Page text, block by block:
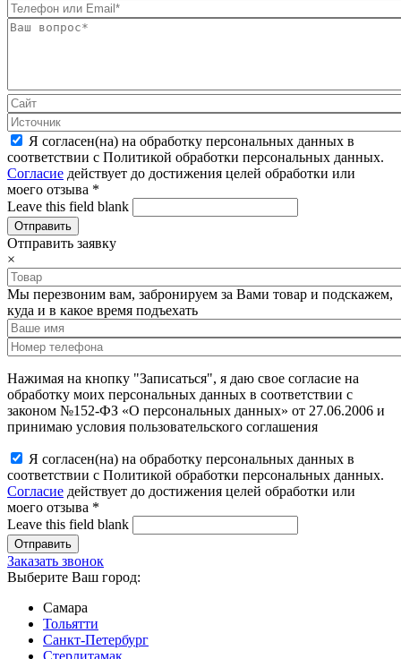
Я согласен(на) на обработку персональных данных в
соответствии с Политикой обработки персональных данных.
Согласие действует до достижения целей обработки или
моего отзыва *
Leave this field blank
Отправить заявку
×
Мы перезвоним вам, забронируем за Вами товар и подскажем,
куда и в какое время подъехать
Нажимая на кнопку "Записаться", я даю свое согласие на
обработку моих персональных данных в соответствии с
законом №152-ФЗ «О персональных данных» от 27.06.2006 и
принимаю условия пользовательского соглашения
Я согласен(на) на обработку персональных данных в
соответствии с Политикой обработки персональных данных.
Согласие действует до достижения целей обработки или
моего отзыва *
Leave this field blank
Заказать звонок
Выберите Ваш город:
Самара
Тольятти
Санкт-Петербург
Стерлитамак